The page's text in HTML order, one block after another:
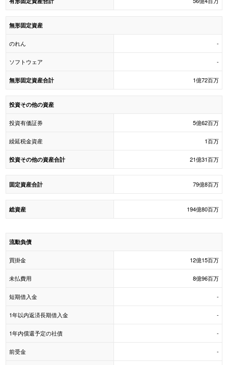
無形固定資産
のれん -
ソフトウェア -
無形固定資産合計 1億72百万
投資その他の資産
投資有価証券 5億62百万
繰延税金資産 1百万
投資その他の資産合計 21億31百万
固定資産合計 79億8百万
総資産 194億80百万
流動負債
買掛金 12億15百万
未払費用 8億96百万
短期借入金 -
1年以内返済長期借入金 -
1年内償還予定の社債 -
前受金 -